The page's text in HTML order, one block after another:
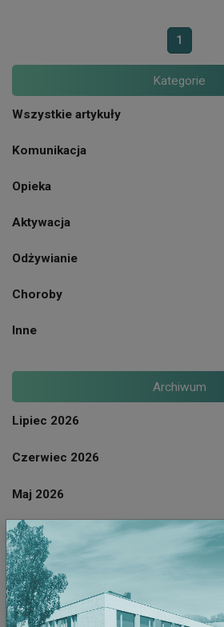
1
Kategorie
Wszystkie artykuły
Komunikacja
Opieka
Aktywacja
Odżywianie
Choroby
Inne
Archiwum
Lipiec 2026
Czerwiec 2026
Maj 2026
Kwiecien 2026
Marzec 2026
Luty 2026